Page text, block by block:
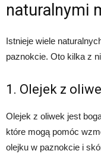
naturalnymi
Istnieje wiele
paznokcie. Oto kilka z
1. Olejek z
Olejek z oliwek jest
które mogą pomóc
olejku w paznokcie i